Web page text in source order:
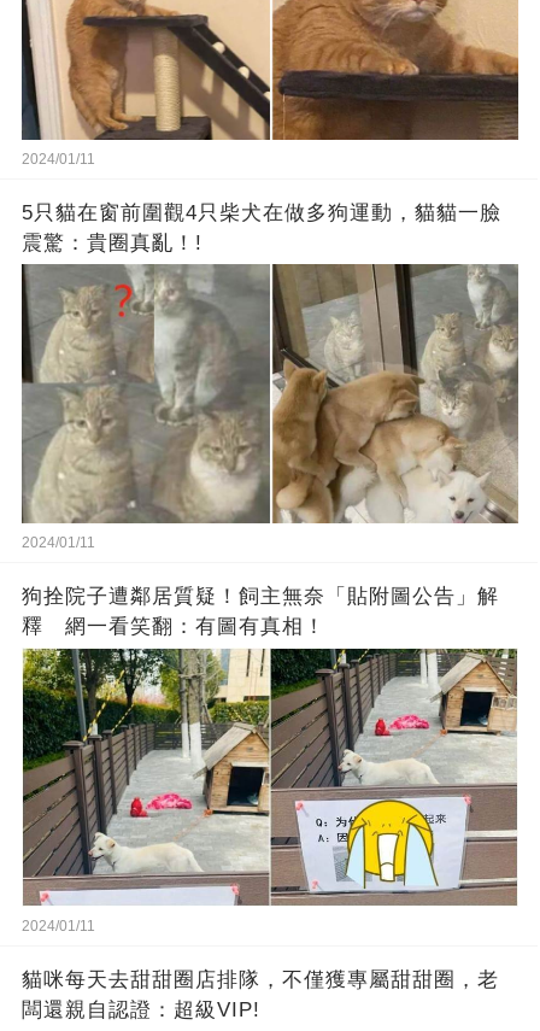
2024/01/11
5只貓在窗前圍觀4只柴犬在做多狗運動，貓貓一臉
震驚：貴圈真亂！!
2024/01/11
狗拴院子遭鄰居質疑！飼主無奈「貼附圖公告」解
釋 網一看笑翻：有圖有真相！
2024/01/11
貓咪每天去甜甜圈店排隊，不僅獲專屬甜甜圈，老
闆還親自認證：超級VIP!